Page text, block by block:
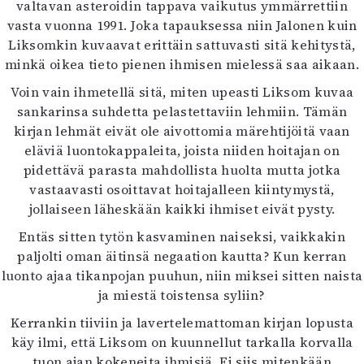
valtavan asteroidin tappava vaikutus ymmärrettiin
vasta vuonna 1991. Joka tapauksessa niin Jalonen kuin
Liksomkin kuvaavat erittäin sattuvasti sitä kehitystä,
minkä oikea tieto pienen ihmisen mielessä saa aikaan.
Voin vain ihmetellä sitä, miten upeasti Liksom kuvaa
sankarinsa suhdetta pelastettaviin lehmiin. Tämän
kirjan lehmät eivät ole aivottomia märehtijöitä vaan
eläviä luontokappaleita, joista niiden hoitajan on
pidettävä parasta mahdollista huolta mutta jotka
vastaavasti osoittavat hoitajalleen kiintymystä,
jollaiseen läheskään kaikki ihmiset eivät pysty.
Entäs sitten tytön kasvaminen naiseksi, vaikkakin
paljolti oman äitinsä negaation kautta? Kun kerran
luonto ajaa tikanpojan puuhun, niin miksei sitten naista
ja miestä toistensa syliin?
Kerrankin tiiviin ja lavertelemattoman kirjan lopusta
käy ilmi, että Liksom on kuunnellut tarkalla korvalla